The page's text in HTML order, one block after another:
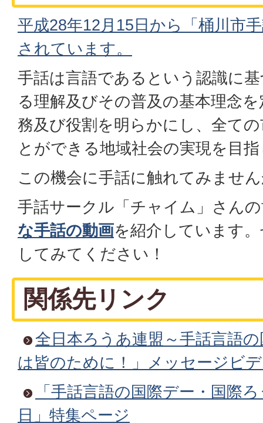
平成28年12月15日から「桶川市
されています。
手話は言語であるという認識に
る理解及びその普及の基本理念
務及び役割を明らかにし、全て
とができる地域社会の実現を目
この機会に手話に触れてみませ
手話サークル「チャイム」さん
な手話の動画を紹介しています
してみてください！
関係先リンク
全日本ろうあ連盟～手話言語
は皆のために！」メッセージビ
「手話言語の国際デー・国際
日」特集ページ